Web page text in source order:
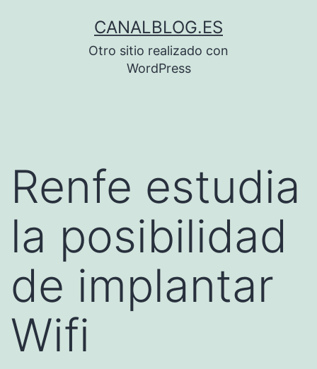
CANALBLOG.ES
Otro sitio realizado con
WordPress
Renfe estudia
la posibilidad
de implantar
Wifi